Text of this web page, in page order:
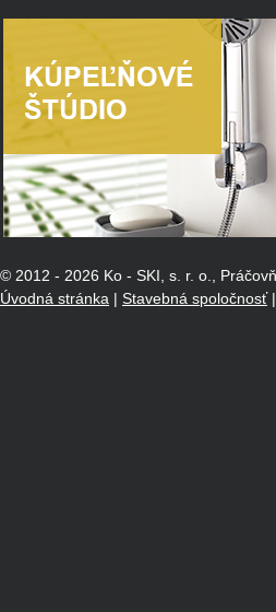
© 2012 - 2026 Ko - SKI, s. r. o.,
Úvodná stránka | Stavebná spoločnosť|